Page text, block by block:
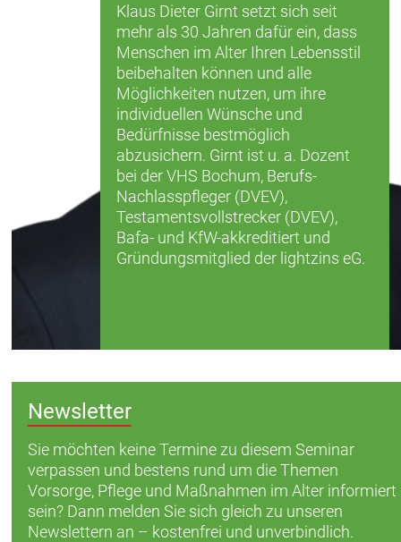
Klaus Dieter Girnt setzt sich seit
mehr als 30 Jahren dafür ein, dass
Menschen im Alter Ihren Lebensstil
beibehalten können und alle
Möglichkeiten nutzen, um ihre
individuellen Wünsche und
Bedürfnisse bestmöglich
abzusichern. Girnt ist u. a. Dozent
bei der VHS Bochum, Berufs-
Nachlasspfleger (DVEV),
Testamentsvollstrecker (DVEV),
Bafa- und KfW-akkreditiert und
Gründungsmitglied der lightzins eG.
Newsletter
Sie möchten keine Termine zu diesem Seminar
verpassen und bestens rund um die Themen
Vorsorge, Pflege und Maßnahmen im Alter informiert
sein? Dann melden Sie sich gleich zu unseren
Newslettern an – kostenfrei und unverbindlich.